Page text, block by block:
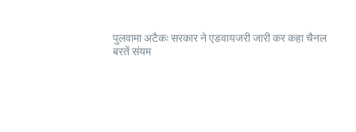
पुलवामा अटैक: सरकार ने एडवायजरी जारी कर कहा चैनल
बरतें संयम